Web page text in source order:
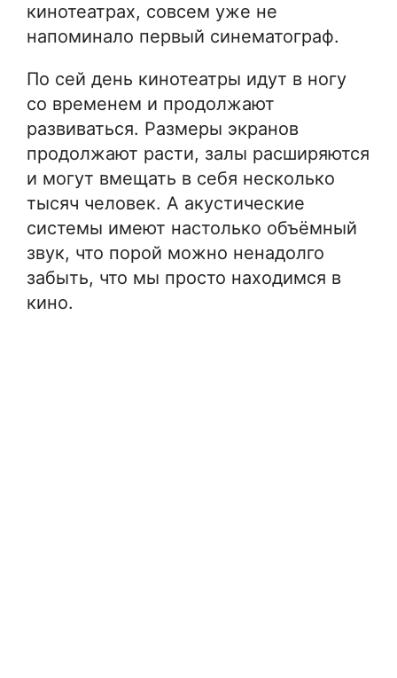
кинотеатрах, совсем уже не
напоминало первый синематограф.
По сей день кинотеатры идут в ногу
со временем и продолжают
развиваться. Размеры экранов
продолжают расти, залы расширяются
и могут вмещать в себя несколько
тысяч человек. А акустические
системы имеют настолько объёмный
звук, что порой можно ненадолго
забыть, что мы просто находимся в
кино.